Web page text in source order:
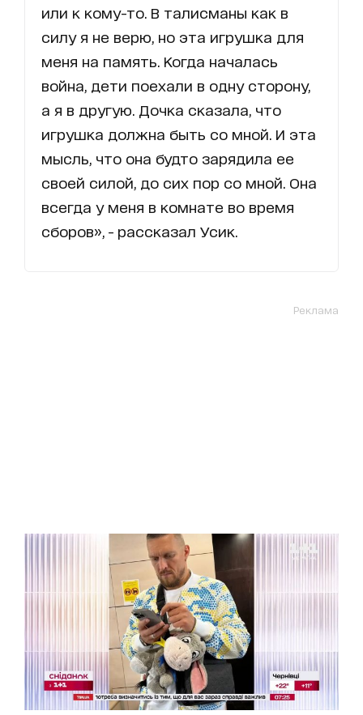
или к кому-то. В талисманы как в
силу я не верю, но эта игрушка для
меня на память. Когда началась
война, дети поехали в одну сторону,
а я в другую. Дочка сказала, что
игрушка должна быть со мной. И эта
мысль, что она будто зарядила ее
своей силой, до сих пор со мной. Она
всегда у меня в комнате во время
сборов», - рассказал Усик.
Реклама